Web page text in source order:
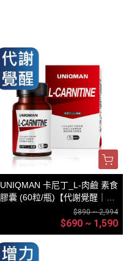
UNIQMAN 卡尼丁_L-肉鹼 素食
膠囊 (60粒/瓶)【代謝覺醒｜多
$890 ~ 2,994
$690 ~ 1,590